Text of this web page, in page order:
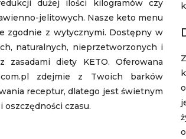
dużej ilości kilogramów czy
jelitowych. Nasze keto menu
zgodnie z wytycznymi. Dostępny w
naturalnych, nieprzetworzonych i
zasadami diety KETO. Oferowana
zdejmie z Twoich barków
receptur, dlatego jest świetnym
oszczędności czasu.